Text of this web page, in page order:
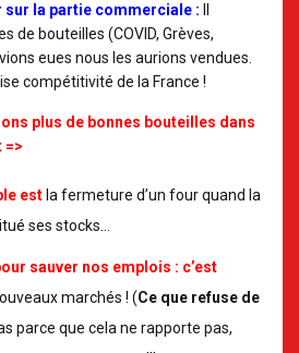
sur la partie commerciale :
de bouteilles (COVID, Grèves,
eues nous les aurions vendues.
compétitivité de la France !
plus de bonnes bouteilles dans
=>
est la fermeture d’un four quand la
ses stocks…
sauver nos emplois : c’est
marchés ! (Ce que refuse de
parce que cela ne rapporte pas,